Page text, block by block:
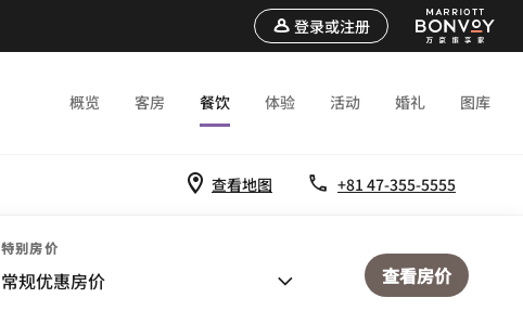
登录或注册
概览 客房 餐饮 体验 活动 婚礼 图库
查看地图 +81 47-355-5555
特别房价
常规优惠房价 查看房价